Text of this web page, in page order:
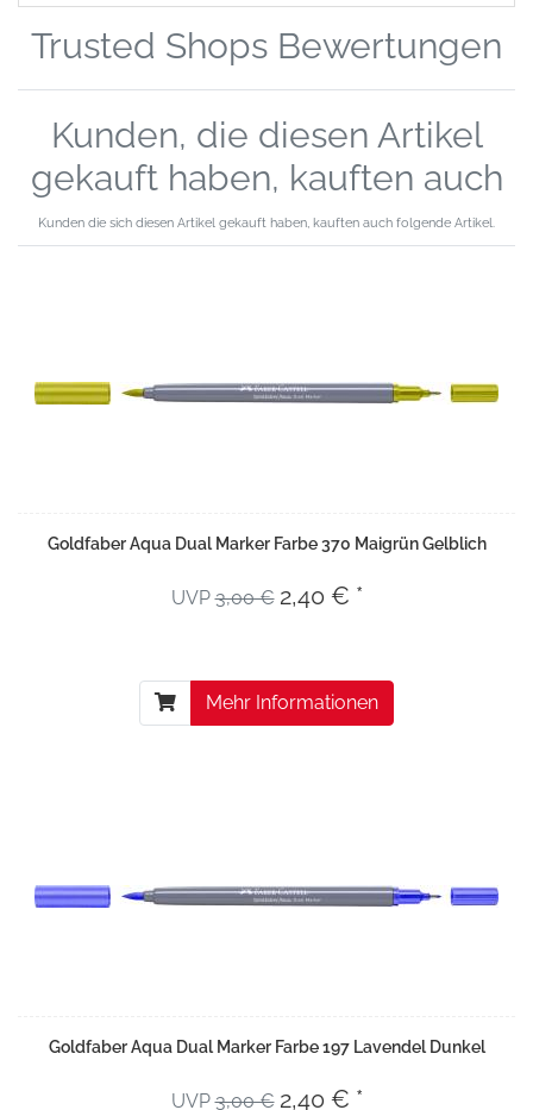
Trusted Shops Bewertungen
Kunden, die diesen Artikel
gekauft haben, kauften auch
Kunden die sich diesen Artikel gekauft haben, kauften auch folgende Artikel.
Goldfaber Aqua Dual Marker Farbe 370 Maigrün Gelblich
UVP3,00 € 2,40 € *
Mehr Informationen
Goldfaber Aqua Dual Marker Farbe 197 Lavendel Dunkel
UVP3,00 € 2,40 € *